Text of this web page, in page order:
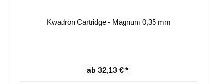
Kwadron Cartridge - Magnum 0,35 mm
ab 32,13 € *